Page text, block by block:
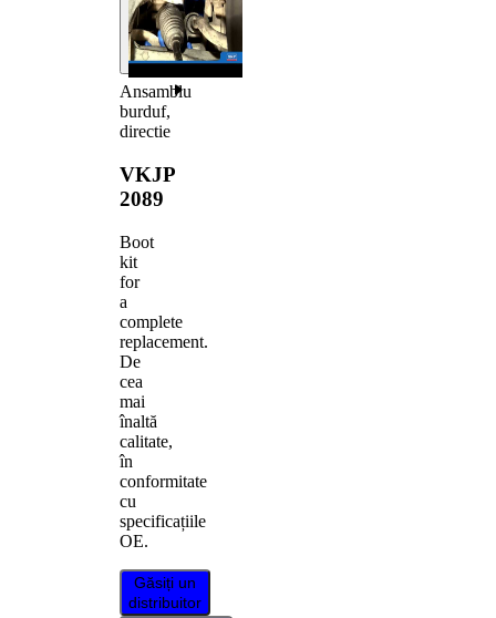
Ansamblu
burduf,
directie
VKJP
2089
Boot
kit
for
a
complete
replacement.
De
cea
mai
înaltă
calitate,
în
conformitate
cu
specificațiile
OE.
Găsiți un
distribuitor